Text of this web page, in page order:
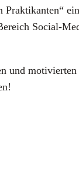
Social-